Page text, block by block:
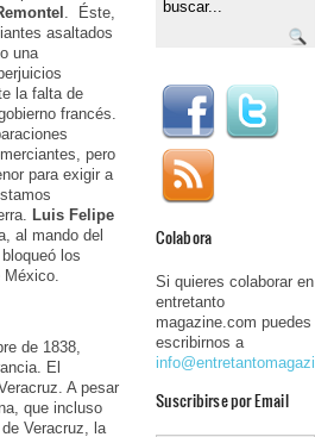
. Éste,
asaltados
una
la falta de
francés.
pero
para exigir a
Luis Felipe
al mando del
los
México.
de 1838,
El
A pesar
que incluso
Veracruz, la
Colabora
Si quieres colaborar en
entretanto
magazine.com puedes
escribirnos a
Suscribirse por Email